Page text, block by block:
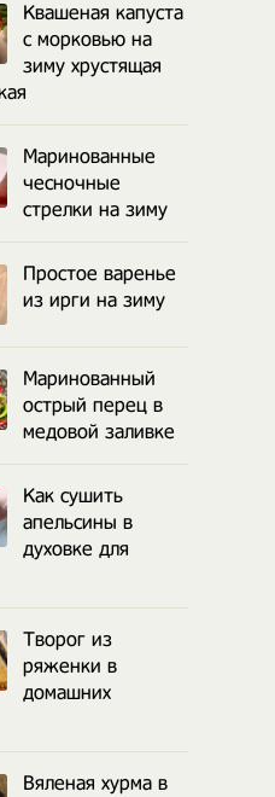
Квашеная капуста
с морковью на
зиму хрустящая
Маринованные
чесночные
стрелки на зиму
Простое варенье
из ирги на зиму
Маринованный
острый перец в
медовой заливке
Как сушить
апельсины в
духовке для
Творог из
ряженки в
домашних
Вяленая хурма в